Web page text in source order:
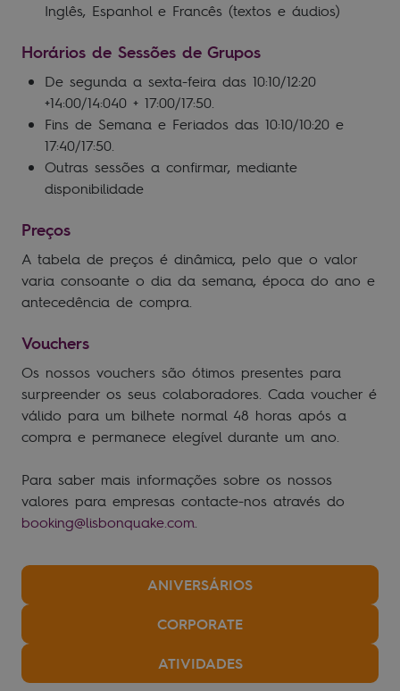
Inglês, Espanhol e Francês (textos e áudios)
Horários de Sessões de Grupos
De segunda a sexta-feira das 10:10/12:20
+14:00/14:040 + 17:00/17:50.
Fins de Semana e Feriados das 10:10/10:20 e
17:40/17:50.
Outras sessões a confirmar, mediante
disponibilidade
Preços
A tabela de preços é dinâmica, pelo que o valor
varia consoante o dia da semana, época do ano e
antecedência de compra.
Vouchers
Os nossos vouchers são ótimos presentes para
surpreender os seus colaboradores. Cada voucher é
válido para um bilhete normal 48 horas após a
compra e permanece elegível durante um ano.
Para saber mais informações sobre os nossos
valores para empresas contacte-nos através do
booking@lisbonquake.com.
ANIVERSÁRIOS
CORPORATE
ATIVIDADES